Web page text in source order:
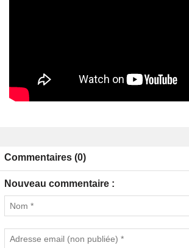
Commentaires (0)
Nouveau commentaire :